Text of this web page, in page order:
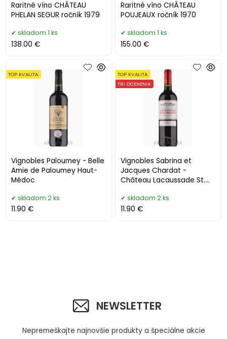
Raritné víno CHÂTEAU
PHELAN SEGUR ročník 1979
skladom 1 ks
138.00 €
Raritné víno CHÂTEAU
POUJEAUX ročník 1970
skladom 1 ks
155.00 €
Vignobles Paloumey - Belle
Amie de Paloumey Haut-
Médoc
TOP KVALITA
skladom 2 ks
11.90 €
Vignobles Sabrina et
Jacques Chardat -
Château Lacaussade St.
TOP KVALITA
TRI OCENENIA
skladom 2 ks
11.90 €
NEWSLETTER
Nepremeškajte najnovšie produkty a špeciálne akcie